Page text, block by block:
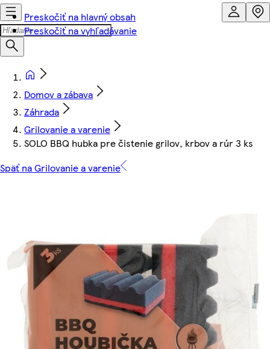
Preskočiť na hlavný obsah
Preskočiť na vyhľadávanie
Domov a zábava
Záhrada
Grilovanie a varenie
SOLO BBQ hubka pre čistenie grilov, krbov a rúr 3 ks
Späť na Grilovanie a varenie